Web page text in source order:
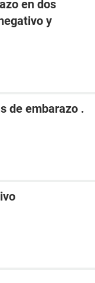
en dos
y
de embarazo .